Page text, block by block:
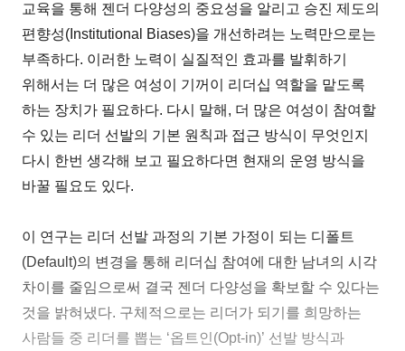
교육을 통해 젠더 다양성의 중요성을 알리고 승진 제도의
편향성(Institutional Biases)을 개선하려는 노력만으로는
부족하다. 이러한 노력이 실질적인 효과를 발휘하기
위해서는 더 많은 여성이 기꺼이 리더십 역할을 맡도록
하는 장치가 필요하다. 다시 말해, 더 많은 여성이 참여할
수 있는 리더 선발의 기본 원칙과 접근 방식이 무엇인지
다시 한번 생각해 보고 필요하다면 현재의 운영 방식을
바꿀 필요도 있다.
이 연구는 리더 선발 과정의 기본 가정이 되는 디폴트
(Default)의 변경을 통해 리더십 참여에 대한 남녀의 시각
차이를 줄임으로써 결국 젠더 다양성을 확보할 수 있다는
것을 밝혀냈다. 구체적으로는 리더가 되기를 희망하는
사람들 중 리더를 뽑는 ‘옵트인(Opt-in)’ 선발 방식과